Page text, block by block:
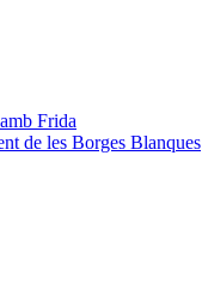
Frida
de les Borges Blanques